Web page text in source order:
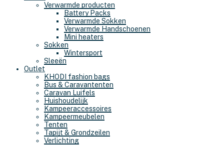
Verwarmde producten
Battery Packs
Verwarmde Sokken
Verwarmde Handschoenen
Mini heaters
Sokken
Wintersport
Sleeën
Outlet
KHODI fashion bags
Bus & Caravantenten
Caravan Luifels
Huishoudelijk
Kampeeraccessoires
Kampeermeubelen
Tenten
Tapijt & Grondzeilen
Verlichting